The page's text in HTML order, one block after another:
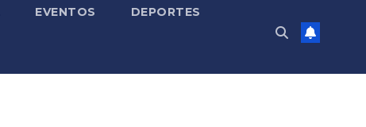
EVENTOS DEPORTES